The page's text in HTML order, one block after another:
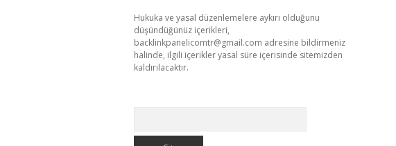
Hukuka ve yasal düzenlemelere aykırı olduğunu
düşündüğünüz içerikleri,
backlinkpanelicomtr@gmail.com adresine bildirmeniz
halinde, ilgili içerikler yasal süre içerisinde sitemizden
kaldırılacaktır.